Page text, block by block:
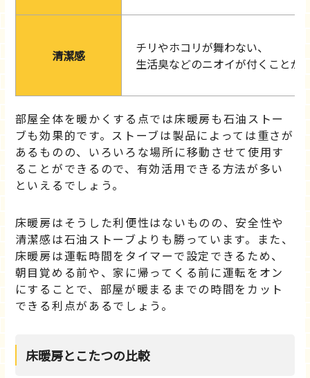
清潔感
チリやホコリが舞わない、
生活臭などのニオイが付くことが
部屋全体を暖かくする点では床暖房も石油ストー
ブも効果的です。ストーブは製品によっては重さが
あるものの、いろいろな場所に移動させて使用す
ることができるので、有効活用できる方法が多い
といえるでしょう。
床暖房はそうした利便性はないものの、安全性や
清潔感は石油ストーブよりも勝っています。また、
床暖房は運転時間をタイマーで設定できるため、
朝目覚める前や、家に帰ってくる前に運転をオン
にすることで、部屋が暖まるまでの時間をカット
できる利点があるでしょう。
床暖房とこたつの比較